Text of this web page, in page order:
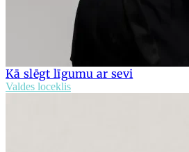
Kā slēgt līgumu ar sevi
Valdes loceklis